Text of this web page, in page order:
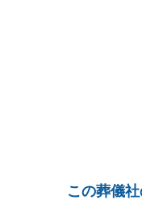
この葬儀